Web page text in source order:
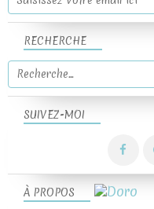
SUIVEZ-MOI
RECHERCHE
À PROPOS